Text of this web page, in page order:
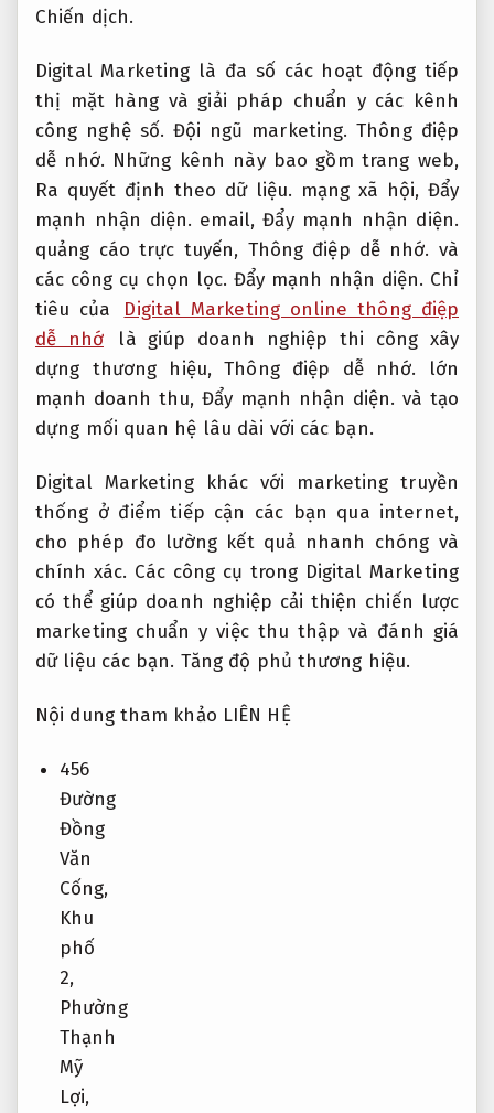
Chiến dịch.
Digital Marketing là đa số các hoạt động tiếp
thị mặt hàng và giải pháp chuẩn y các kênh
công nghệ số. Đội ngũ marketing. Thông điệp
dễ nhớ. Những kênh này bao gồm trang web,
Ra quyết định theo dữ liệu. mạng xã hội, Đẩy
mạnh nhận diện. email,Đẩy mạnh nhận diện.
quảng cáo trực tuyến, Thông điệp dễ nhớ. và
các công cụ chọn lọc. Đẩy mạnh nhận diện. Chỉ
tiêu của
Digital Marketing online thông điệp
dễ nhớ
là giúp doanh nghiệp thi công xây
dựng thương hiệu,Thông điệp dễ nhớ. lớn
mạnh doanh thu,Đẩy mạnh nhận diện. và tạo
dựng mối quan hệ lâu dài với các bạn.
Digital Marketing khác với marketing truyền
thống ở điểm tiếp cận các bạn qua internet,
cho phép đo lường kết quả nhanh chóng và
chính xác. Các công cụ trong Digital Marketing
có thể giúp doanh nghiệp cải thiện chiến lược
marketing chuẩn y việc thu thập và đánh giá
dữ liệu các bạn. Tăng độ phủ thương hiệu.
Nội dung tham khảo LIÊN HỆ
456
Đường
Đồng
Văn
Cống,
Khu
phố
2,
Phường
Thạnh
Mỹ
Lợi,